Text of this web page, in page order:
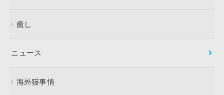
癒し
ニュース
海外猫事情